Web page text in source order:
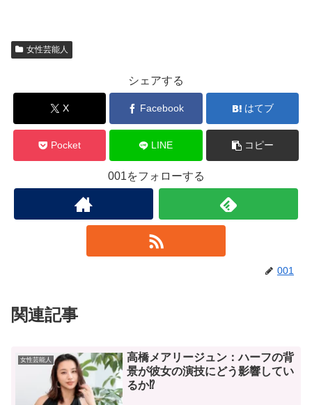
女性芸能人
シェアする
X Facebook はてブ
Pocket LINE コピー
001をフォローする
001
関連記事
女性芸能人
高橋メアリージュン：ハーフの背
景が彼女の演技にどう影響してい
るか⁉